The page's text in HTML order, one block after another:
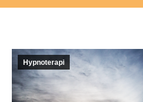
Hypnoterapi